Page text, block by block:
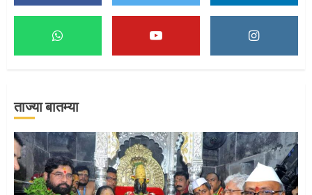
माऊलींच्या पादुकांना नीरा स्नान
माऊलींची पालखी खंडेरायाच्या जेजुरीत
ताज्या बातम्या